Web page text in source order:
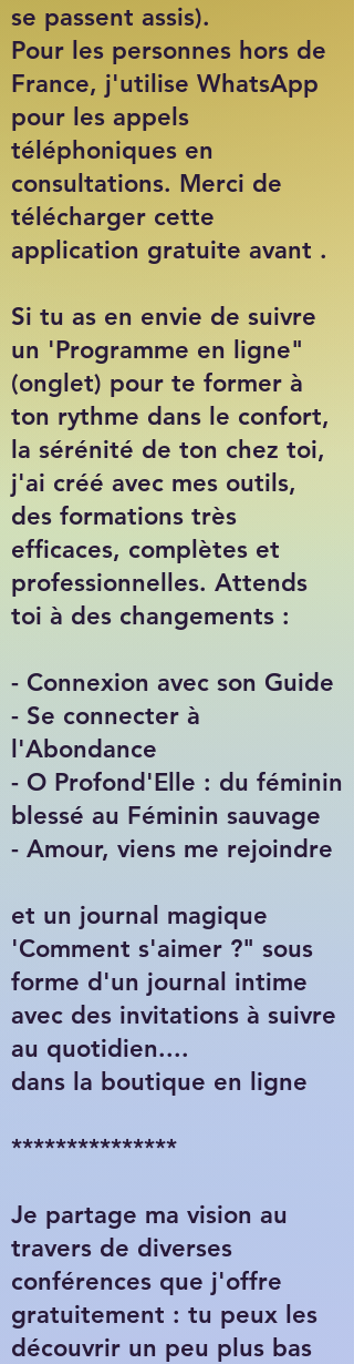
se passent assis).
Pour les personnes hors de
France, j'utilise WhatsApp
pour les appels
téléphoniques en
consultations. Merci de
télécharger cette
application gratuite avant .
Si tu as en envie de suivre
un 'Programme en ligne"
(onglet) pour te former à
ton rythme dans le confort,
la sérénité de ton chez toi,
j'ai créé avec mes outils,
des formations très
efficaces, complètes et
professionnelles. Attends
toi à des changements :
- Connexion avec son Guide
- Se connecter à
l'Abondance
- O Profond'Elle : du féminin
blessé au Féminin sauvage
- Amour, viens me rejoindre
et un journal magique
'Comment s'aimer ?" sous
forme d'un journal intime
avec des invitations à suivre
au quotidien....
dans la boutique en ligne
***************
Je partage ma vision au
travers de diverses
conférences que j'offre
gratuitement : tu peux les
découvrir un peu plus bas